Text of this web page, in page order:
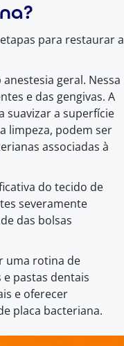
para restaurar a
geral. Nessa
e das gengivas. A
suavizar a superfície
limpeza, podem ser
associadas à
do tecido de
severamente
das bolsas
uma rotina de
e pastas dentais
e oferecer
placa bacteriana.